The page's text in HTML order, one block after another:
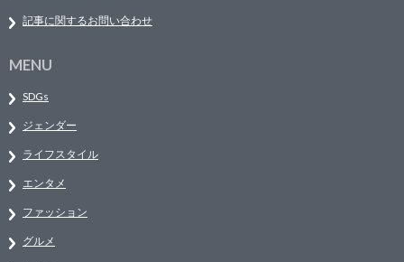
記事に関するお問い合わせ
MENU
SDGs
ジェンダー
ライフスタイル
エンタメ
ファッション
グルメ